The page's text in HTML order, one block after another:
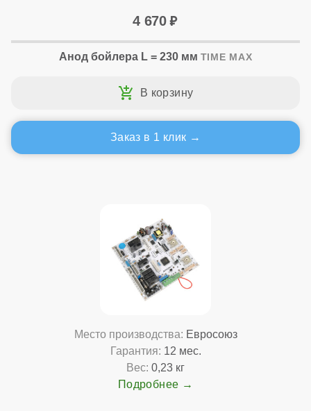
4 670
Анод бойлера L = 230 мм TIME MAX
Заказ в 1 клик
Место производства: Евросоюз
Гарантия: 12 мес.
Вес: 0,23 кг
Подробнее